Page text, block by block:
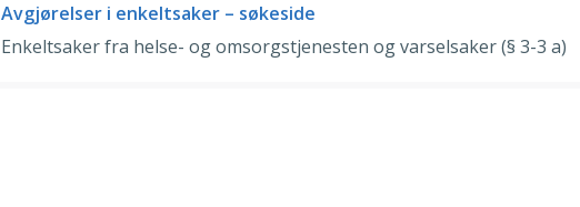
Avgjørelser i enkeltsaker – søkeside
Enkeltsaker fra helse- og omsorgstjenesten og varselsaker (§ 3-3 a)